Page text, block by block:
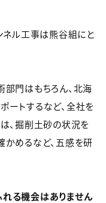
ネル工事は熊谷組にと
部門はもちろん、北海
ートするなど、全社を
、掘削土砂の状況を
かめるなど、五感を研
る機会はありません